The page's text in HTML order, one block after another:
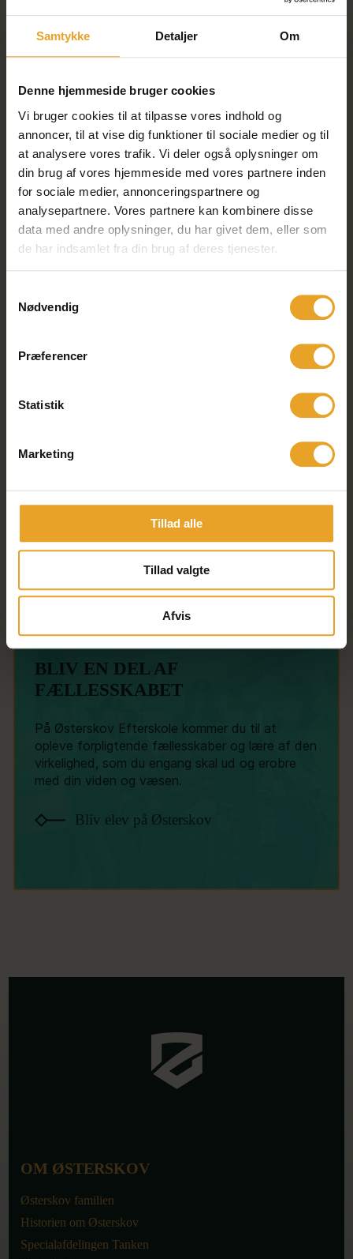
Samtykke Detaljer Om
Denne hjemmeside bruger cookies
Vi bruger cookies til at tilpasse vores indhold og
annoncer, til at vise dig funktioner til sociale medier og til
at analysere vores trafik. Vi deler også oplysninger om
din brug af vores hjemmeside med vores partnere inden
for sociale medier, annonceringspartnere og
analysepartnere. Vores partnere kan kombinere disse
data med andre oplysninger, du har givet dem, eller som
de har indsamlet fra din brug af deres tjenester.
Nødvendig
Præferencer
Statistik
Marketing
Tillad alle
Tillad valgte
Afvis
OPLEV FÆLLESSKABET
Vil du gerne kigge forbi og møde os? Måske se,
Besøg os på Østerskov
BLIV EN DEL AF
FÆLLESSKABET
På Østerskov Efterskole kommer du til at
opleve forpligtende fællesskaber og lære af den
virkelighed, som du engang skal ud og erobre
med din viden og væsen.
Bliv elev på Østerskov
OM ØSTERSKOV
Østerskov familien
Historien om Østerskov
Specialafdelingen Tanken